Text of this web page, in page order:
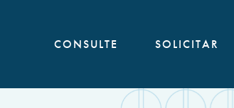
CONSULTE SOLICITAR